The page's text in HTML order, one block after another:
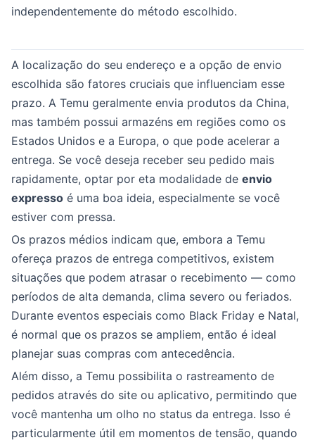
independentemente do método escolhido.
A localização do seu endereço e a opção de envio
escolhida são fatores cruciais que influenciam esse
prazo. A Temu geralmente envia produtos da China,
mas também possui armazéns em regiões como os
Estados Unidos e a Europa, o que pode acelerar a
entrega. Se você deseja receber seu pedido mais
rapidamente, optar por eta modalidade de envio
expresso é uma boa ideia, especialmente se você
estiver com pressa.
Os prazos médios indicam que, embora a Temu
ofereça prazos de entrega competitivos, existem
situações que podem atrasar o recebimento — como
períodos de alta demanda, clima severo ou feriados.
Durante eventos especiais como Black Friday e Natal,
é normal que os prazos se ampliem, então é ideal
planejar suas compras com antecedência.
Além disso, a Temu possibilita o rastreamento de
pedidos através do site ou aplicativo, permitindo que
você mantenha um olho no status da entrega. Isso é
particularmente útil em momentos de tensão, quando